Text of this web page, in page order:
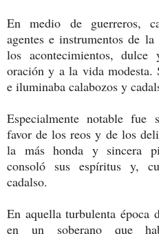
En medio de guerreros,
agentes e instrumentos de
los acontecimientos,
oración y a la vida modesta.
e iluminaba calabozos y
Especialmente notable fue
favor de los reos y de los
la más honda y sincera
consoló sus espíritus y,
cadalso.
En aquella turbulenta época
en un soberano que